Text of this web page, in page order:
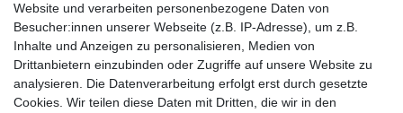
Hiermit bestätige ich, dass ich die Daten­schutz­erklärung
Einwilligung kann ich jederzeit widerrufen.**
Abonnieren
** Hierbei handelt es sich um ein Pflichtfeld.
Website und verarbeiten personenbezogene Daten von
Besucher:innen unserer Webseite (z.B. IP-Adresse), um z.B.
Inhalte und Anzeigen zu personalisieren, Medien von
Drittanbietern einzubinden oder Zugriffe auf unsere Website zu
analysieren. Die Datenverarbeitung erfolgt erst durch gesetzte
Cookies. Wir teilen diese Daten mit Dritten, die wir in den